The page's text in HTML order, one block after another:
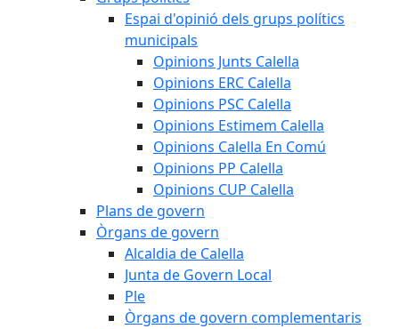
Espai d'opinió dels grups polítics
municipals
Opinions Junts Calella
Opinions ERC Calella
Opinions PSC Calella
Opinions Estimem Calella
Opinions Calella En Comú
Opinions PP Calella
Opinions CUP Calella
Plans de govern
Òrgans de govern
Alcaldia de Calella
Junta de Govern Local
Ple
Òrgans de govern complementaris